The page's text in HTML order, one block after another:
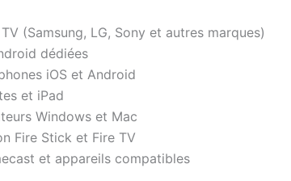
(Samsung, LG, Sony et autres marques)
dédiées
iOS et Android
et iPad
Windows et Mac
Fire Stick et Fire TV
et appareils compatibles